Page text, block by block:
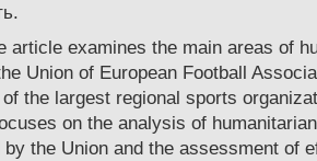
article examines the main areas of
Union of European Football
the largest regional sports
on the analysis of
by the Union and the assessment of